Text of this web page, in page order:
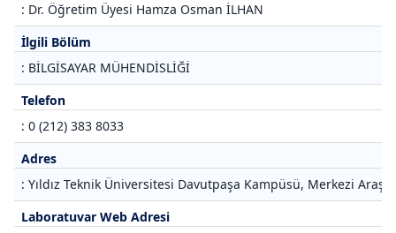
: Dr. Öğretim Üyesi Hamza Osman İLHAN
İlgili Bölüm
: BİLGİSAYAR MÜHENDİSLİĞİ
Telefon
: 0 (212) 383 8033
Adres
: Yıldız Teknik Üniversitesi Davutpaşa Kampüsü, Merkezi
Laboratuvar Web Adresi